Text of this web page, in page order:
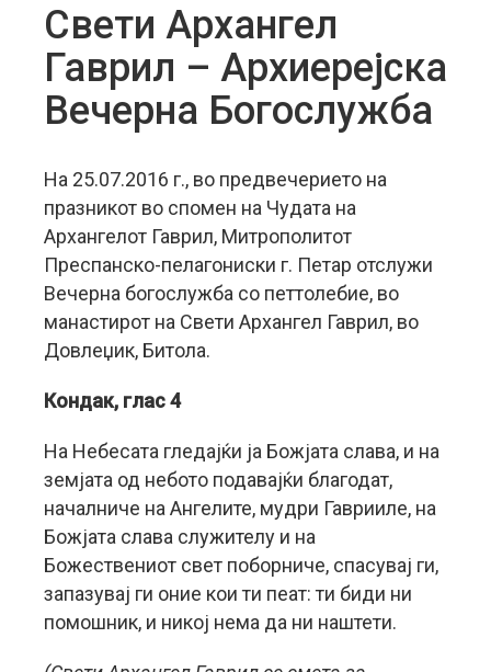
Свети Архангел
Гаврил – Архиерејска
Вечерна Богослужба
На 25.07.2016 г., во предвечерието на
празникот во спомен на Чудата на
Архангелот Гаврил, Митрополитот
Преспанско-пелагониски г. Петар отслужи
Вечерна богослужба со петтолебие, во
манастирот на Свети Архангел Гаврил, во
Довлеџик, Битола.
Кондак, глас 4
На Небесата гледајќи ја Божјата слава, и на
земјата од небото подавајќи благодат,
началниче на Ангелите, мудри Гаврииле, на
Божјата слава служителу и на
Божествениот свет поборниче, спасувај ги,
запазувај ги оние кои ти пеат: ти биди ни
помошник, и никој нема да ни наштети.